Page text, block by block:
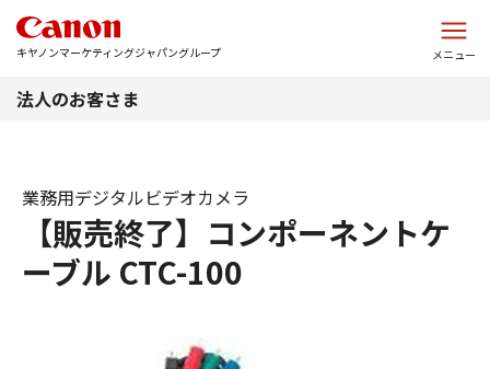
キヤノンマーケティングジャパングループ メニュー
法人のお客さま
【販売終了】コンポーネントケ
ーブル CTC-100
業務用デジタルビデオカメラ